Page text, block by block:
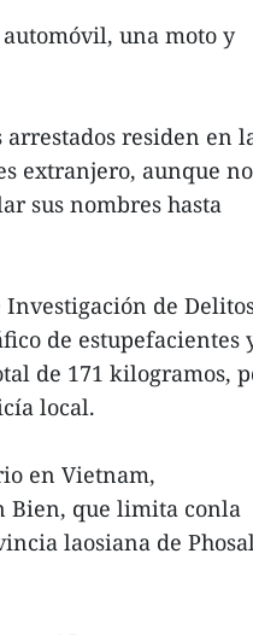
una moto y
arrestados residen en
extranjero, aunque no
sus nombres hasta
de
de estupefacientes
de 171 kilogramos,
local.
en Vietnam,
Bien, que limita conla
laosiana de